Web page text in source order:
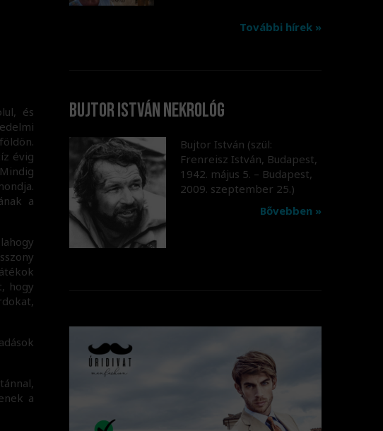
és
évig
a
hogy
a
További hírek »
Bujtor István nekrológ
Bujtor István (szül:
Frenreisz István, Budapest,
1942. május 5. – Budapest,
2009. szeptember 25.)
Bővebben »